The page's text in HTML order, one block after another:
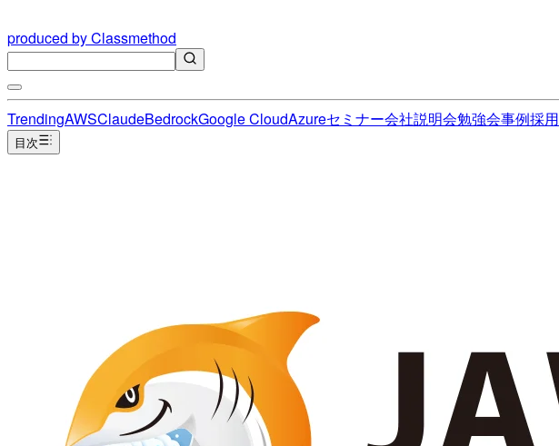
produced by Classmethod
TrendingAWSClaudeBedrockGoogle CloudAzureセミナー会社説明会勉強会事例採用
目次